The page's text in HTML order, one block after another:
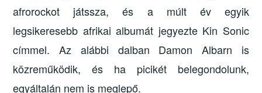
afrorockot játssza, és a múlt év egyik
legsikeresebb afrikai albumát jegyezte Kin Sonic
címmel. Az alábbi dalban Damon Albarn is
közreműködik, és ha picikét belegondolunk,
egyáltalán nem is meglepő.